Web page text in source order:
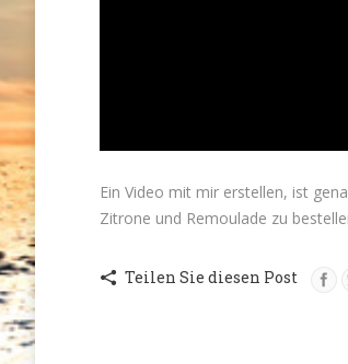
Ein Video mit mir erstellen, ist
Zitrone und Remoulade zu
Teilen Sie diesen Post